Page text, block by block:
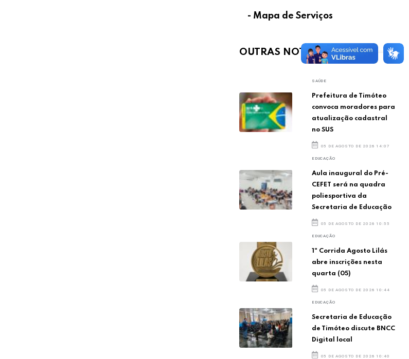
- Mapa de Serviços
OUTRAS NOTÍCIAS
SAÚDE
Prefeitura de Timóteo
convoca moradores para
atualização cadastral
no SUS
05 DE AGOSTO DE 2026 14:07
EDUCAÇÃO
Aula inaugural do Pré-
CEFET será na quadra
poliesportiva da
Secretaria de Educação
05 DE AGOSTO DE 2026 10:55
EDUCAÇÃO
1ª Corrida Agosto Lilás
abre inscrições nesta
quarta (05)
05 DE AGOSTO DE 2026 10:44
EDUCAÇÃO
Secretaria de Educação
de Timóteo discute BNCC
Digital local
05 DE AGOSTO DE 2026 10:40